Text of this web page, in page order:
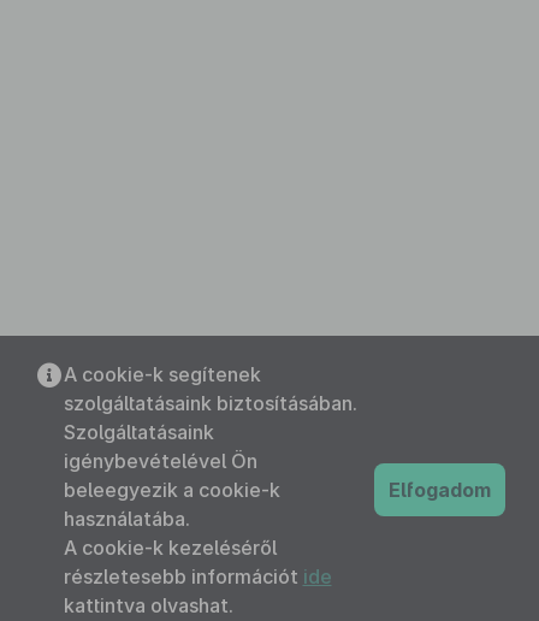
A cookie-k segítenek
szolgáltatásaink biztosításában.
Szolgáltatásaink
igénybevételével Ön
beleegyezik a cookie-k
használatába.
A cookie-k kezeléséről
részletesebb információt ide
kattintva olvashat.
Elfogadom